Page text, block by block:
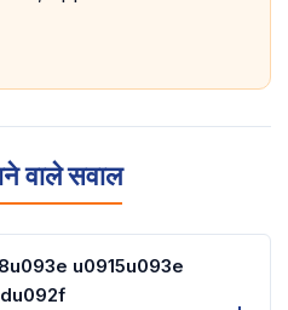
वाले सवाल
u0915u093e